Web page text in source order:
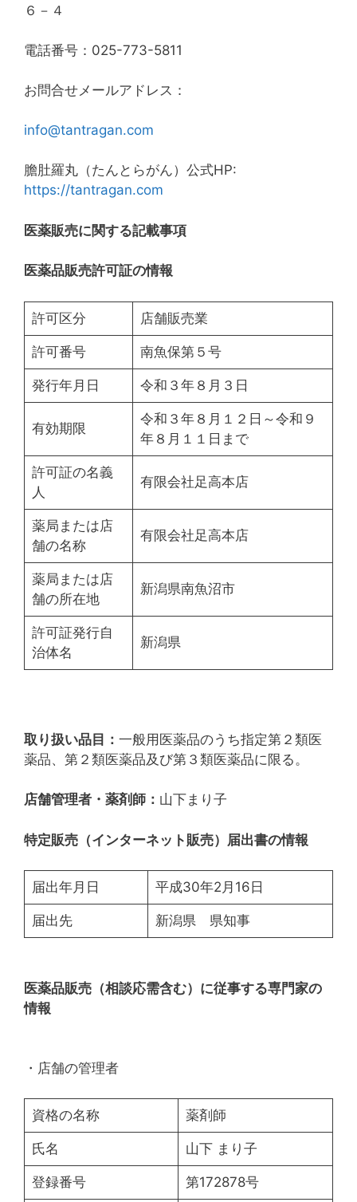
６－４
電話番号：025-773-5811
お問合せメールアドレス：
info@tantragan.com
膽肚羅丸（たんとらがん）公式HP:
https://tantragan.com
医薬販売に関する記載事項
医薬品販売許可証の情報
許可区分 店舗販売業
許可番号 南魚保第５号
発行年月日 令和３年８月３日
有効期限
令和３年８月１２日～令和９
年８月１１日まで
許可証の名義
人
有限会社足高本店
薬局または店
舗の名称
有限会社足高本店
薬局または店
舗の所在地
新潟県南魚沼市
許可証発行自
治体名
新潟県
取り扱い品目： 一般用医薬品のうち指定第２類医
薬品、第２類医薬品及び第３類医薬品に限る。
店舗管理者・薬剤師： 山下まり子
特定販売（インターネット販売）届出書の情報
届出年月日 平成30年2月16日
届出先 新潟県 県知事
医薬品販売（相談応需含む）に従事する専門家の
情報
・店舗の管理者
資格の名称 薬剤師
氏名 山下 まり子
登録番号 第172878号